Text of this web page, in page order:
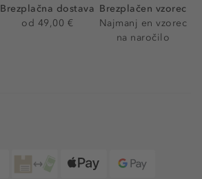
Brezplačna dostava
od 49,00 €
Brezplačen vzorec
Najmanj en vzorec
na naročilo